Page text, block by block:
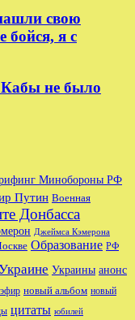
свою
бойся, я с
Кабы не было
Минобороны РФ
Путин Военная
Донбасса
Джеймса Кэмерона
Образование РФ
Украины анонс
новый альбом новый
цитаты юбилей